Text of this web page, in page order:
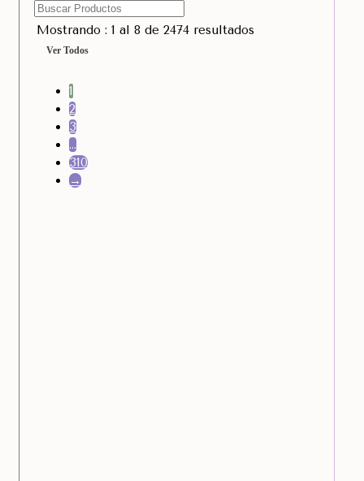
Mostrando : 1 al 8 de 2474 resultados
Ver Todos
1
2
3
…
310
→